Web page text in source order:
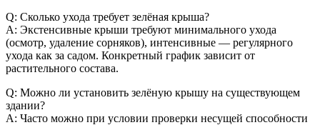
Q: Сколько ухода требует зелёная крыша?
A: Экстенсивные крыши требуют минимального ухода
(осмотр, удаление сорняков), интенсивные — регулярного
ухода как за садом. Конкретный график зависит от
растительного состава.
Q: Можно ли установить зелёную крышу на существующем
здании?
A: Часто можно при условии проверки несущей способности